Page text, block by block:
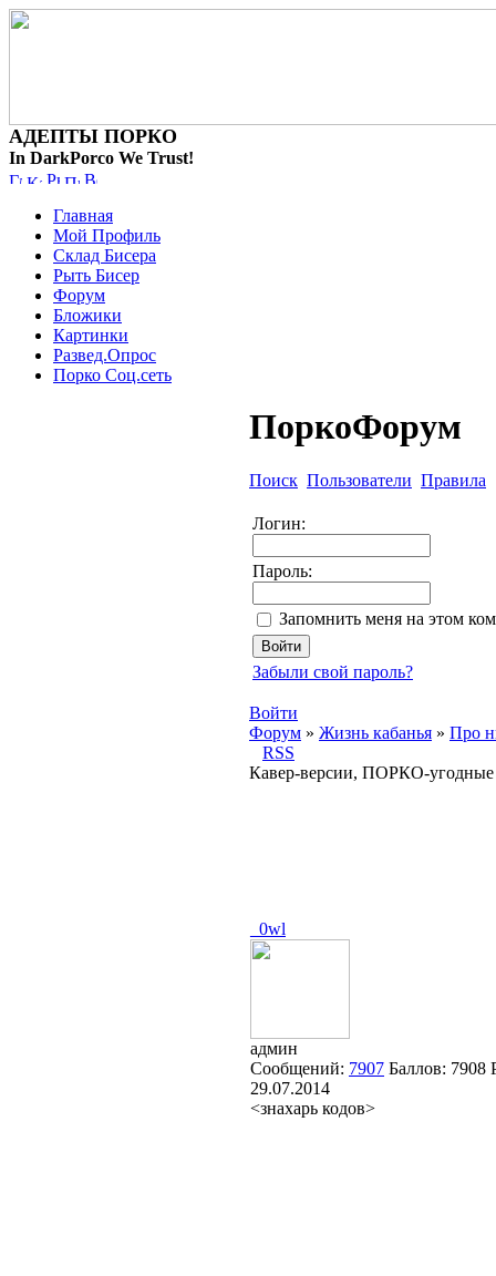
АДЕПТЫ ПОРКО
In DarkPorco We Trust!
Главная
Мой Профиль
Склад Бисера
Рыть Бисер
Форум
Бложики
Картинки
Развед.Опрос
Порко Соц.сеть
ПоркоФорум
Поиск Пользователи Правила
Логин:
Пароль:
Запомнить меня на этом
Забыли свой пароль?
Войти
Форум » Жизнь кабанья » Про
RSS
Кавер-версии, ПОРКО-угодные
_0wl
админ
Сообщений: 7907 Баллов: 7908
29.07.2014
<знахарь кодов>